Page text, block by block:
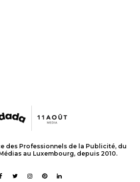
des Professionnels de la Publicité, du
au Luxembourg, depuis 2010.